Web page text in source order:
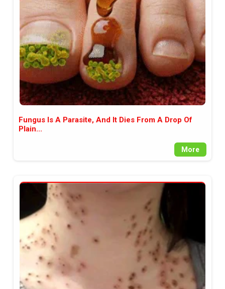
аудитория, затова държим на
прозрачност и коректност от
наша страна. Поднасяме ви
новините такива, каквито са. В
пълния си потенциал.
Fungus Is A Parasite, And It Dies From A Drop Of
Plain...
More